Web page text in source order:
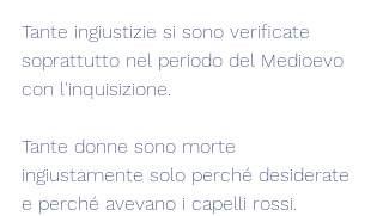
Tante ingiustizie si sono verificate
soprattutto nel periodo del Medioevo
con l'inquisizione.
Tante donne sono morte
ingiustamente solo perché desiderate
e perché avevano i capelli rossi.